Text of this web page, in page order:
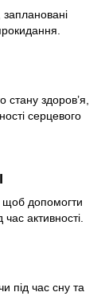
стану здоров’я,
серцевого
щоб допомогти
активності.
під час сну та